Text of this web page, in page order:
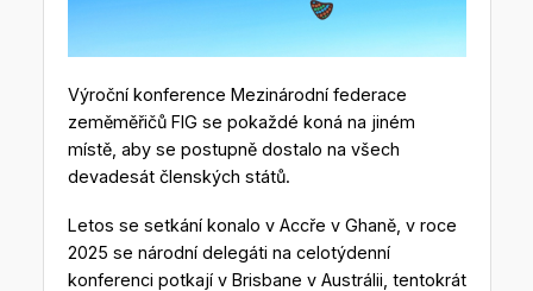
Výroční konference Mezinárodní federace
zeměměřičů FIG se pokaždé koná na jiném
místě, aby se postupně dostalo na všech
devadesát členských států.
Letos se setkání konalo v Accře v Ghaně, v roce
2025 se národní delegáti na celotýdenní
konferenci potkají v Brisbane v Austrálii, tentokrát